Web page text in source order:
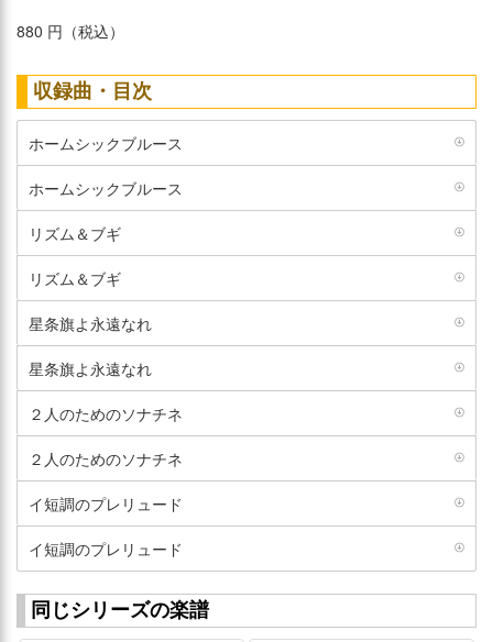
880 円（税込）
収録曲・目次
ホームシックブルース
ホームシックブルース
リズム＆ブギ
リズム＆ブギ
星条旗よ永遠なれ
星条旗よ永遠なれ
２人のためのソナチネ
２人のためのソナチネ
イ短調のプレリュード
イ短調のプレリュード
同じシリーズの楽譜